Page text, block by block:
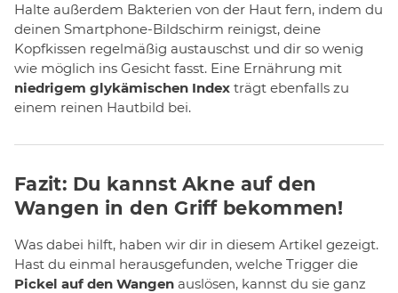
Halte außerdem Bakterien von der Haut fern, indem du
deinen Smartphone-Bildschirm reinigst, deine
Kopfkissen regelmäßig austauschst und dir so wenig
wie möglich ins Gesicht fasst. Eine Ernährung mit
niedrigem glykämischen Index trägt ebenfalls zu
einem reinen Hautbild bei.
Fazit: Du kannst Akne auf den
Wangen in den Griff bekommen!
Was dabei hilft, haben wir dir in diesem Artikel gezeigt.
Hast du einmal herausgefunden, welche Trigger die
Pickel auf den Wangen auslösen, kannst du sie ganz